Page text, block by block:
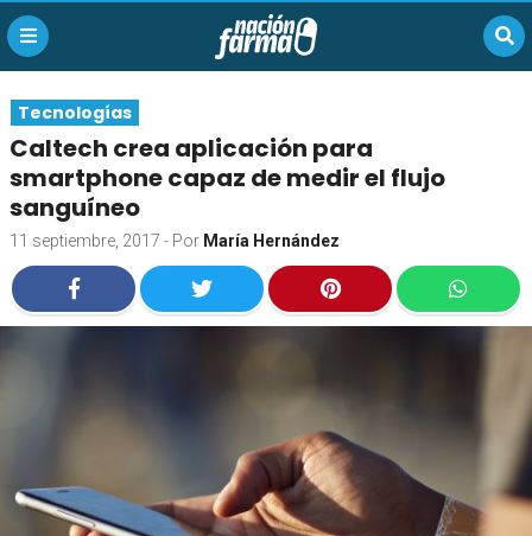
Tecnologías
Caltech crea aplicación para
smartphone capaz de medir el flujo
sanguíneo
11 septiembre, 2017 - Por María Hernández